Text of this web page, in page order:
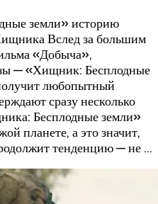
земли» историю
Вслед за большим
«Добыча»,
— «Хищник: Бесплодные
любопытный
сразу несколько
Бесплодные земли»
планете, а это значит,
тенденцию — не …